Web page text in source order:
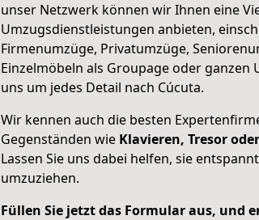
unser Netzwerk können wir Ihnen eine
Umzugsdienstleistungen anbieten,
Firmenumzüge, Privatumzüge,
Einzelmöbeln als Groupage oder ganzen
uns um jedes Detail nach Cúcuta.
Wir kennen auch die besten
Gegenständen wie Klavieren, Tresor
Lassen Sie uns dabei helfen, sie
umzuziehen.
Füllen Sie jetzt das Formular aus, und